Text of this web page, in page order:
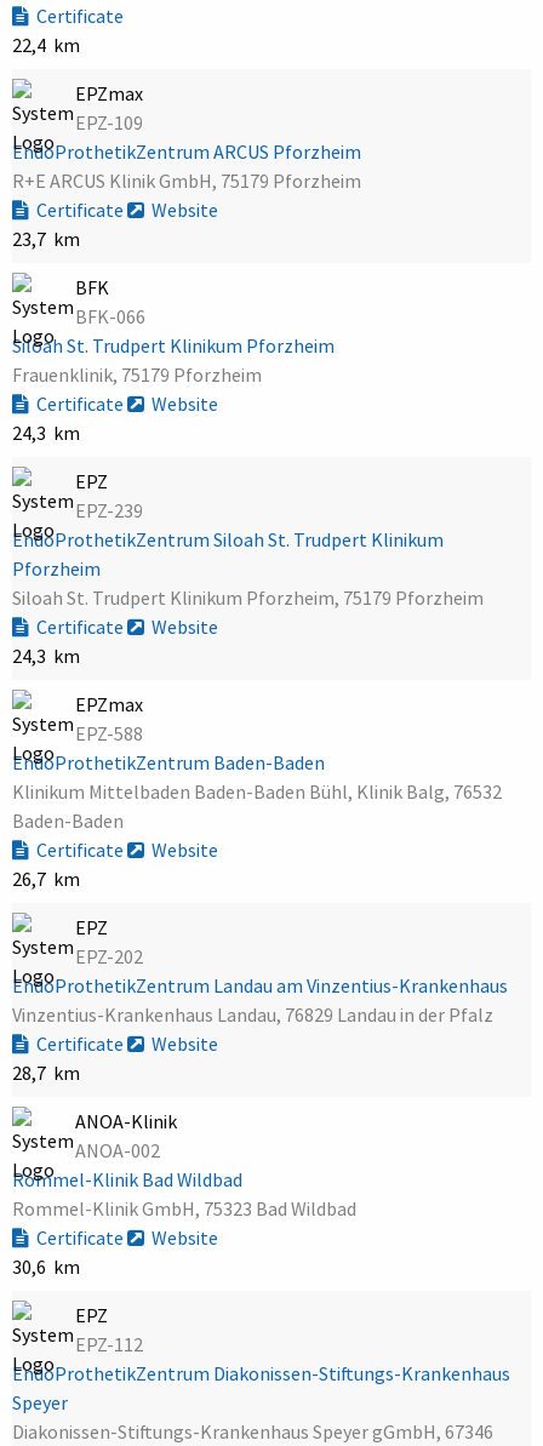
Certificate
22,4 km
EPZmax
EPZ-109
EndoProthetikZentrum ARCUS Pforzheim
R+E ARCUS Klinik GmbH, 75179 Pforzheim
Certificate
Website
23,7 km
BFK
BFK-066
Siloah St. Trudpert Klinikum Pforzheim
Frauenklinik, 75179 Pforzheim
Certificate
Website
24,3 km
EPZ
EPZ-239
EndoProthetikZentrum Siloah St. Trudpert Klinikum
Pforzheim
Siloah St. Trudpert Klinikum Pforzheim, 75179 Pforzheim
Certificate
Website
24,3 km
EPZmax
EPZ-588
EndoProthetikZentrum Baden-Baden
Klinikum Mittelbaden Baden-Baden Bühl, Klinik Balg, 76532
Baden-Baden
Certificate
Website
26,7 km
EPZ
EPZ-202
EndoProthetikZentrum Landau am Vinzentius-Krankenhaus
Vinzentius-Krankenhaus Landau, 76829 Landau in der Pfalz
Certificate
Website
28,7 km
ANOA-Klinik
ANOA-002
Rommel-Klinik Bad Wildbad
Rommel-Klinik GmbH, 75323 Bad Wildbad
Certificate
Website
30,6 km
EPZ
EPZ-112
EndoProthetikZentrum Diakonissen-Stiftungs-Krankenhaus
Speyer
Diakonissen-Stiftungs-Krankenhaus Speyer gGmbH, 67346